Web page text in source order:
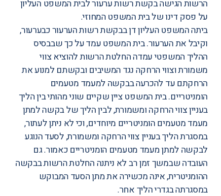
הרשות הגישה בקשת רשות ערעור לבית המשפט העליון
על פסק דינו של בית המשפט המחוזי.
ביתה המשפט העליון דן בבקשת רשות הערעור כבערעור,
וקיבל את הערעור. בית המשפט עמד על כך שבבסיס
ההליך המשפטי עמדה החלטת הרשות להוציא צווי
משמורת וצווי הרחקה נגד המשיבים ובקשתם למנוע את
הרחקתם עד להכרעה בבקשה למעמד מטעמים
הומניטריים. בית המשפט ציין שקיים שוני מהותי בין הליך
בעניין צווי הרחקה ומשמורת, לבין הליך של בקשה למתן
מעמד מטעמים הומניטריים מיוחדים, וכי לא ניתן לעתור,
במסגרת הליך בעניין צווי הרחקה ומשמורת, לסעד הנוגע
לבקשה למתן מעמד מטעמים הומניטריים כאמור. גם
העובדה שבמשך זמן רב לא ניתנה החלטת הרשות בבקשה
ההומניטרית, אינה מכשירה את מתן הסעד המבוקש
במסגרתה בגדרי הליך אחר.